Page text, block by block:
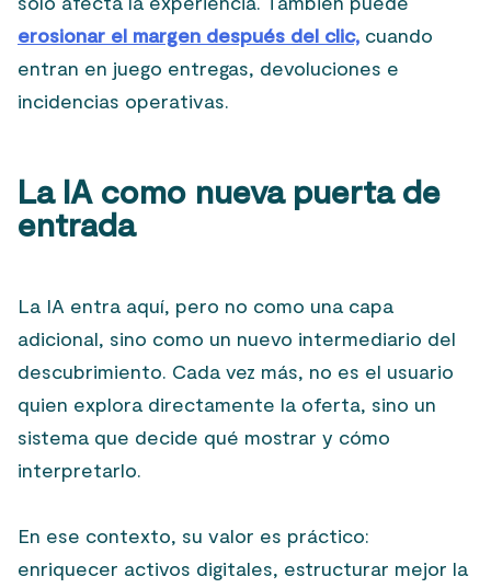
erosionar el margen después del clic, cuando
entran en juego entregas, devoluciones e
incidencias operativas.
La IA como nueva puerta de
entrada
La IA entra aquí, pero no como una capa
adicional, sino como un nuevo intermediario del
descubrimiento. Cada vez más, no es el usuario
quien explora directamente la oferta, sino un
sistema que decide qué mostrar y cómo
interpretarlo.
En ese contexto, su valor es práctico:
enriquecer activos digitales, estructurar mejor la